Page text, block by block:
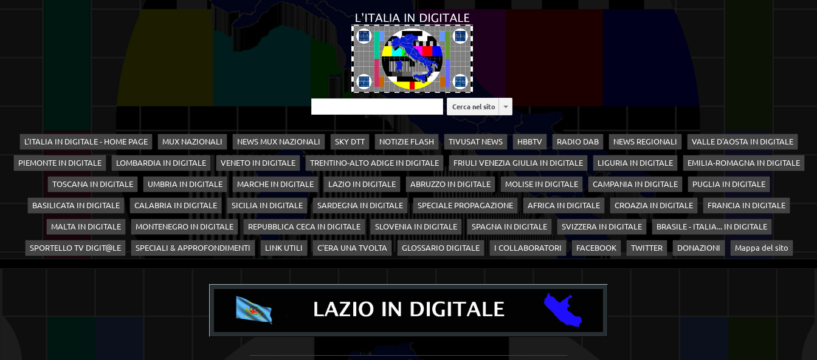
Cerca nel sito
L'ITALIA IN DIGITALE - HOME PAGE MUX NAZIONALI NEWS MUX NAZIONALI SKY DTT NOTIZIE FLASH TIVUSAT NEWS HBBTV RADIO DAB NEWS REGIONALI VALLE D'AOSTA IN DIGITALE
PIEMONTE IN DIGITALE LOMBARDIA IN DIGITALE VENETO IN DIGITALE TRENTINO-ALTO ADIGE IN DIGITALE FRIULI VENEZIA GIULIA IN DIGITALE LIGURIA IN DIGITALE EMILIA-ROMAGNA IN DIGITALE
TOSCANA IN DIGITALE UMBRIA IN DIGITALE MARCHE IN DIGITALE LAZIO IN DIGITALE ABRUZZO IN DIGITALE MOLISE IN DIGITALE CAMPANIA IN DIGITALE PUGLIA IN DIGITALE
BASILICATA IN DIGITALE CALABRIA IN DIGITALE SICILIA IN DIGITALE SARDEGNA IN DIGITALE SPECIALE PROPAGAZIONE AFRICA IN DIGITALE CROAZIA IN DIGITALE FRANCIA IN DIGITALE
MALTA IN DIGITALE MONTENEGRO IN DIGITALE REPUBBLICA CECA IN DIGITALE SLOVENIA IN DIGITALE SPAGNA IN DIGITALE SVIZZERA IN DIGITALE BRASILE - ITALIA... IN DIGITALE
SPORTELLO TV DIGIT@LE SPECIALI & APPROFONDIMENTI LINK UTILI C'ERA UNA TVOLTA GLOSSARIO DIGITALE I COLLABORATORI FACEBOOK TWITTER DONAZIONI Mappa del sito
_______________________________________________________________________________________